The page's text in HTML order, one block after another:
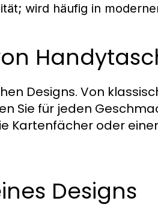
wird häufig in
Designs. Von
Sie für jeden
Kartenfächer oder
Designs